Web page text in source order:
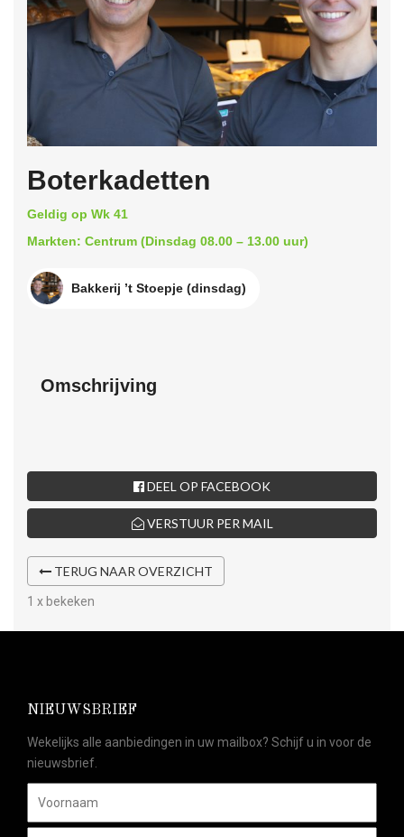
Boterkadetten
Geldig op Wk 41
Markten: Centrum (Dinsdag 08.00 – 13.00 uur)
Bakkerij ’t Stoepje (dinsdag)
Omschrijving
DEEL OP FACEBOOK
VERSTUUR PER MAIL
TERUG NAAR OVERZICHT
1 x bekeken
NIEUWSBRIEF
Wekelijks alle aanbiedingen in uw mailbox? Schijf u in voor de
nieuwsbrief.